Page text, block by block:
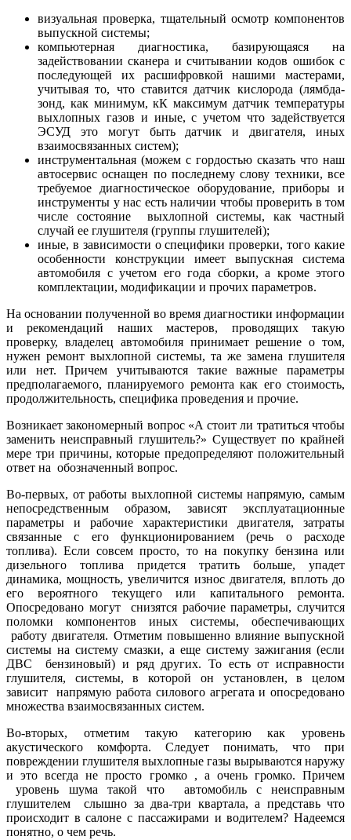
визуальная проверка, тщательный осмотр компонентов
выпускной системы;
компьютерная диагностика, базирующаяся на
задействовании сканера и считывании кодов ошибок с
последующей их расшифровкой нашими мастерами,
учитывая то, что ставится датчик кислорода (лямбда-
зонд, как минимум, кК максимум датчик температуры
выхлопных газов и иные, с учетом что задействуется
ЭСУД это могут быть датчик и двигателя, иных
взаимосвязанных систем);
инструментальная (можем с гордостью сказать что наш
автосервис оснащен по последнему слову техники, все
требуемое диагностическое оборудование, приборы и
инструменты у нас есть наличии чтобы проверить в том
числе состояние выхлопной системы, как частный
случай ее глушителя (группы глушителей);
иные, в зависимости о специфики проверки, того какие
особенности конструкции имеет выпускная система
автомобиля с учетом его года сборки, а кроме этого
комплектации, модификации и прочих параметров.
На основании полученной во время диагностики информации
и рекомендаций наших мастеров, проводящих такую
проверку, владелец автомобиля принимает решение о том,
нужен ремонт выхлопной системы, та же замена глушителя
или нет. Причем учитываются такие важные параметры
предполагаемого, планируемого ремонта как его стоимость,
продолжительность, специфика проведения и прочие.
Возникает закономерный вопрос «А стоит ли тратиться чтобы
заменить неисправный глушитель?» Существует по крайней
мере три причины, которые предопределяют положительный
ответ на обозначенный вопрос.
Во-первых, от работы выхлопной системы напрямую, самым
непосредственным образом, зависят эксплуатационные
параметры и рабочие характеристики двигателя, затраты
связанные с его функционированием (речь о расходе
топлива). Если совсем просто, то на покупку бензина или
дизельного топлива придется тратить больше, упадет
динамика, мощность, увеличится износ двигателя, вплоть до
его вероятного текущего или капитального ремонта.
Опосредовано могут снизятся рабочие параметры, случится
поломки компонентов иных системы, обеспечивающих
работу двигателя. Отметим повышенно влияние выпускной
системы на систему смазки, а еще систему зажигания (если
ДВС бензиновый) и ряд других. То есть от исправности
глушителя, системы, в которой он установлен, в целом
зависит напрямую работа силового агрегата и опосредовано
множества взаимосвязанных систем.
Во-вторых, отметим такую категорию как уровень
акустического комфорта. Следует понимать, что при
повреждении глушителя выхлопные газы вырываются наружу
и это всегда не просто громко , а очень громко. Причем
уровень шума такой что автомобиль с неисправным
глушителем слышно за два-три квартала, а представь что
происходит в салоне с пассажирами и водителем? Надеемся
понятно, о чем речь.